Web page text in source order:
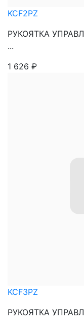
KCF2PZ
РУКОЯТКА
...
1 626 ₽
KCF3PZ
РУКОЯТКА